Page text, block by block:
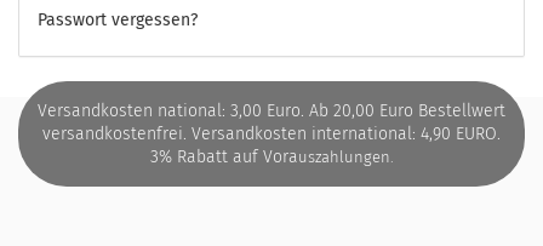
Passwort vergessen?
Versandkosten national: 3,00 Euro. Ab 20,00 Euro Bestellwert
versandkostenfrei. Versandkosten international: 4,90 EURO.
3% Rabatt auf Vorauszahlungen.